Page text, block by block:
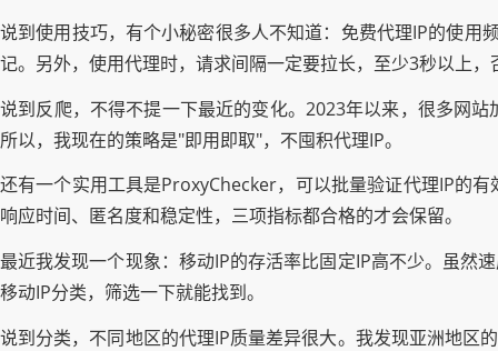
说到使用技巧，有个小秘密很多人不知道：免费代理IP的使用
记。另外，使用代理时，请求间隔一定要拉长，至少3秒以上
说到反爬，不得不提一下最近的变化。2023年以来，很多网
所以，我现在的策略是"即用即取"，不囤积代理IP。
还有一个实用工具是ProxyChecker，可以批量验证代理IP的
响应时间、匿名度和稳定性，三项指标都合格的才会保留。
最近我发现一个现象：移动IP的存活率比固定IP高不少。虽然
移动IP分类，筛选一下就能找到。
说到分类，不同地区的代理IP质量差异很大。我发现亚洲地区